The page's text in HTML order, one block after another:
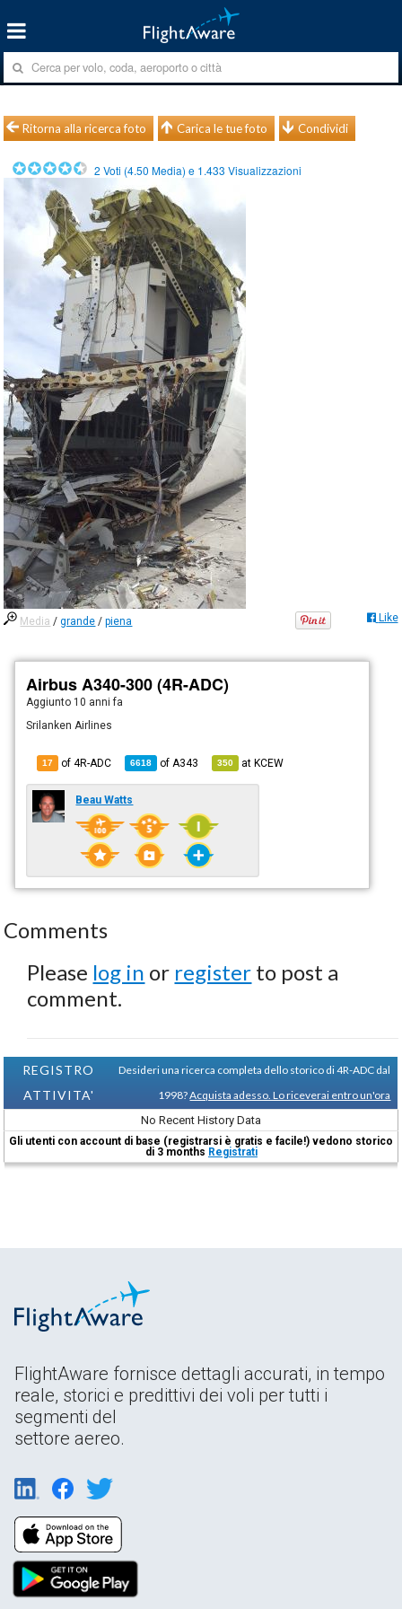
Ritorna alla ricerca foto Carica le tue foto Condividi
2 Voti (4.50 Media) e 1.433 Visualizzazioni
Media /grande /piena Like
Airbus A340-300 (4R-ADC)
Aggiunto 10 anni fa
Srilanken Airlines
17 of 4R-ADC 6618 of A343 350 atKCEW
Beau Watts
Comments
Please log in or register to post a
comment.
REGISTRO
ATTIVITA'
Desideri una ricerca completa dello storico di 4R-ADC dal
1998?Acquista adesso. Lo riceverai entro un'ora
No Recent History Data
Gli utenti con account di base (registrarsi è gratis e facile!) vedono storico
di 3 months Registrati
FlightAware fornisce dettagli accurati, in tempo
reale, storici e predittivi dei voli per tutti i
segmenti del
settore aereo.